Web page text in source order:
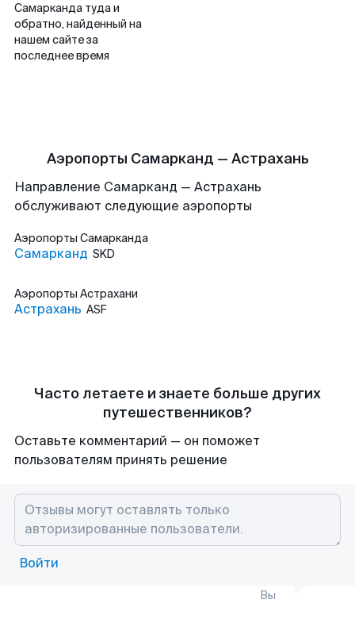
Самарканда туда и
обратно, найденный на
нашем сайте за
последнее время
Аэропорты Самарканд — Астрахань
Направление Самарканд — Астрахань
обслуживают следующие аэропорты
Аэропорты Самарканда
Самарканд SKD
Аэропорты Астрахани
Астрахань ASF
Часто летаете и знаете больше других
путешественников?
Оставьте комментарий — он поможет
пользователям принять решение
Войти
Вы